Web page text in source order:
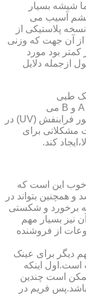
شیشه بسیار
چشم آسیب می
توانست نسخه پلاستیکی از
از آن جهت که وزنی
بود مورد
ازجمله دلایل
طبی
است،مقاومت در برابر اشعه UV در هر دو نوع A و B می
باشد.قطعاً قرار گرفتن در معرض تابش اشعه نور فرابنفش (UV) در
مشکلاتی برای
کند.
خوب این است که
همچنین بتواند در
برخورد و شکستی
نیز بسیار مهم
از فروشنده
دیگر برای عینک
اینکه
است چندین
فریم در